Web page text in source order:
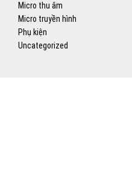
Micro thu âm
Micro truyền hình
Phụ kiện
Uncategorized